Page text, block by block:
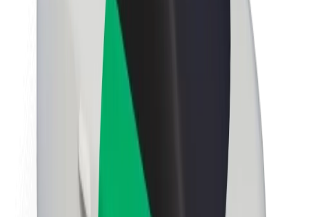
O firmie Bolt
Zrównoważony rozwój w Bolt
Projekt Zero
Biuro prasowe
Wytyczne dotyczące marki
Misja
Relacje inwestorskie
Zespół zarządzający